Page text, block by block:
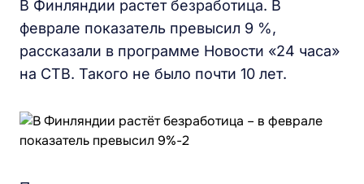
В Финляндии растет безработица. В
феврале показатель превысил 9 %,
рассказали в программе Новости «24 часа»
на СТВ. Такого не было почти 10 лет.